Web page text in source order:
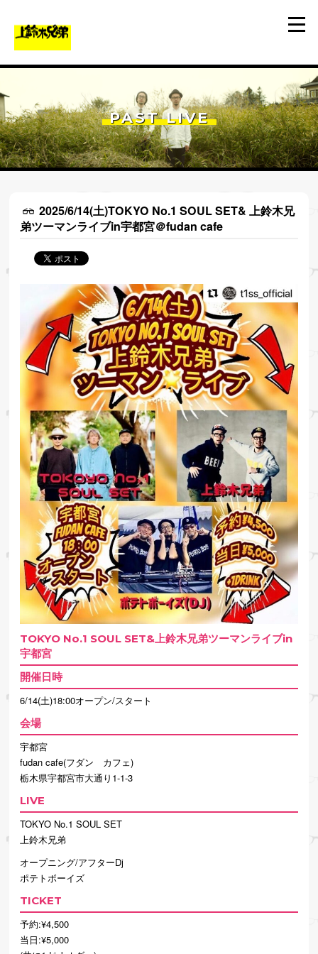
PAST LIVE
2025/6/14(土)TOKYO No.1 SOUL SET& 上鈴木兄
弟ツーマンライブin宇都宮＠fudan cafe
TOKYO No.1 SOUL SET&上鈴木兄弟ツーマンライブin
宇都宮
開催日時
6/14(土)18:00オープン/スタート
会場
宇都宮
fudan cafe(フダン カフェ)
栃木県宇都宮市大通り1-1-3
LIVE
TOKYO No.1 SOUL SET
上鈴木兄弟
オープニング/アフターDj
ポテトボーイズ
TICKET
予約:¥4,500
当日:¥5,000